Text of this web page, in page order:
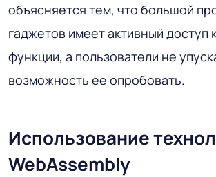
объясняется тем, что большой
гаджетов имеет активный доступ
функции, а пользователи не
возможность ее опробовать.
Использование
WebAssembly